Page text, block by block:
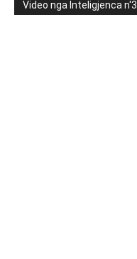
Video nga Inteligjenca